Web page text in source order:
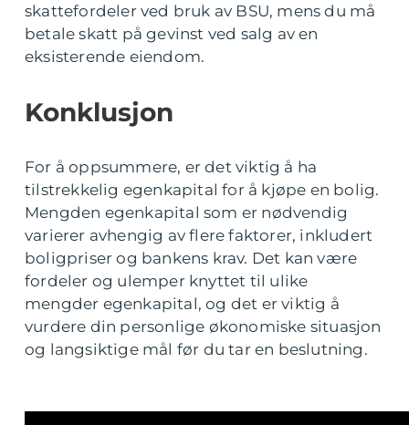
skattefordeler ved bruk av BSU, mens du må
betale skatt på gevinst ved salg av en
eksisterende eiendom.
Konklusjon
For å oppsummere, er det viktig å ha
tilstrekkelig egenkapital for å kjøpe en bolig.
Mengden egenkapital som er nødvendig
varierer avhengig av flere faktorer, inkludert
boligpriser og bankens krav. Det kan være
fordeler og ulemper knyttet til ulike
mengder egenkapital, og det er viktig å
vurdere din personlige økonomiske situasjon
og langsiktige mål før du tar en beslutning.